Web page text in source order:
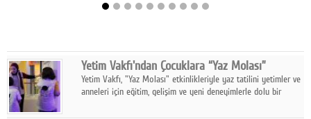
Facebook
Diziler
Yetim Vakfı'ndan Çocuklara “Yaz Molası”
Yetim Vakfı, "Yaz Molası" etkinlikleriyle yaz tatilini yetimler ve
anneleri için eğitim, gelişim ve yeni deneyimlerle dolu bir